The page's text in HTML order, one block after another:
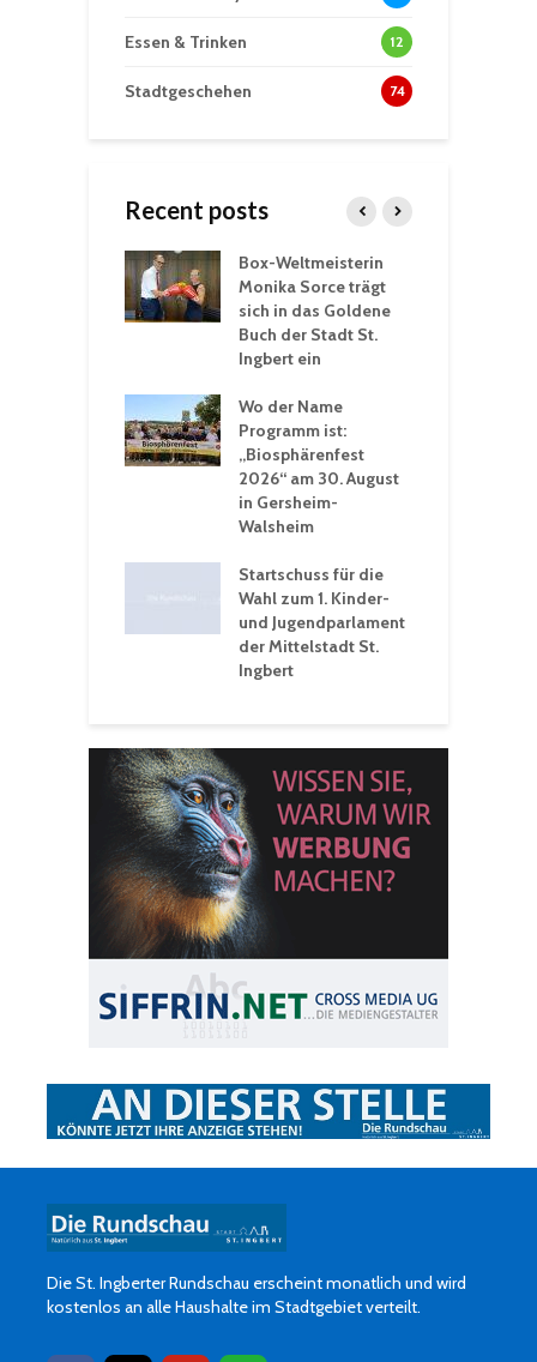
Essen & Trinken 12
Stadtgeschehen 74
Recent posts
Box-Weltmeisterin
Monika Sorce trägt
sich in das Goldene
Buch der Stadt St.
Ingbert ein
Wo der Name
Programm ist:
„Biosphärenfest
2026“ am 30. August
in Gersheim-
Walsheim
Startschuss für die
Wahl zum 1. Kinder-
und Jugendparlament
der Mittelstadt St.
Ingbert
Die St. Ingberter Rundschau erscheint monatlich und wird
kostenlos an alle Haushalte im Stadtgebiet verteilt.